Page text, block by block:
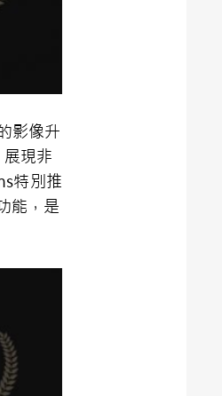
影像升
現非
特別推
能，是